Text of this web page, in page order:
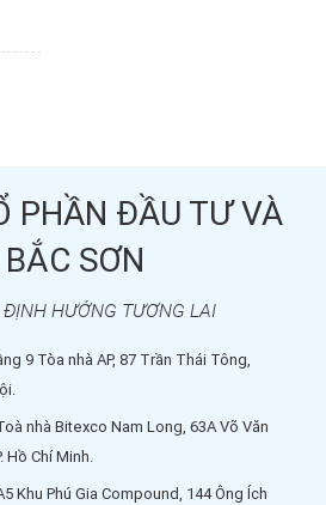
PHẦN ĐẦU TƯ VÀ
SƠN
HƯỚNG TƯƠNG LAI
9 Tòa nhà AP, 87 Trần Thái Tông,
nhà Bitexco Nam Long, 63A Võ Văn
Hồ Chí Minh.
Khu Phú Gia Compound, 144 Ông Ích